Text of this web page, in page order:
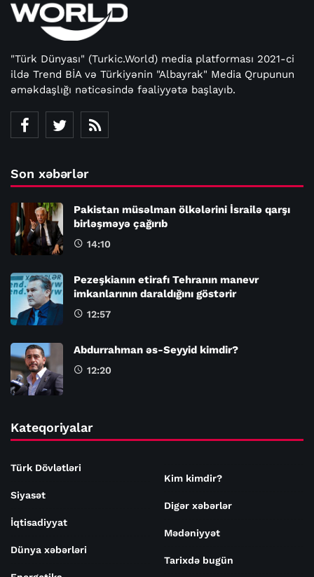
"Türk Dünyası" (Turkic.World) media platforması 2021-ci
ildə Trend BİA və Türkiyənin "Albayrak" Media Qrupunun
əməkdaşlığı nəticəsində fəaliyyətə başlayıb.
Son xəbərlər
Pakistan müsəlman ölkələrini İsrailə qarşı
birləşməyə çağırıb
14:10
Pezeşkianın etirafı Tehranın manevr
imkanlarının daraldığını göstərir
12:57
Abdurrahman əs-Seyyid kimdir?
12:20
Kateqoriyalar
Türk Dövlətləri
Siyasət
İqtisadiyyat
Dünya xəbərləri
Kim kimdir?
Digər xəbərlər
Mədəniyyət
Tarixdə bugün